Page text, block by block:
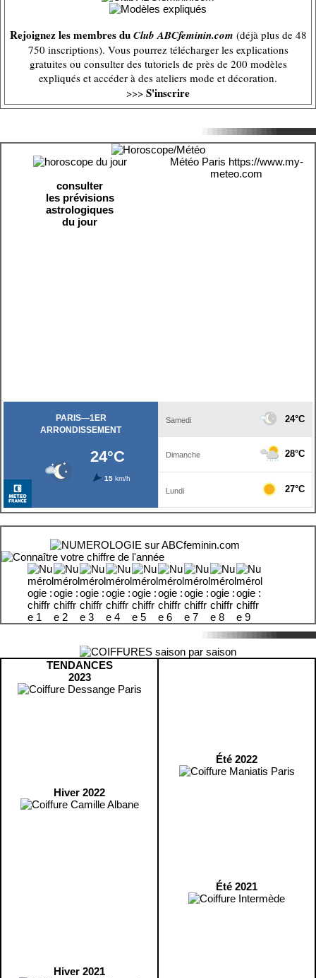
Rejoignez les membres duClub ABCfeminin.com (déjà plus de 48
750 inscriptions). Vous pourrez télécharger les explications
gratuites ou consulter des tutoriels de près de 200 modèles
expliqués et accéder à des ateliers mode et décoration.
>>> S'inscrire
consulter
les prévisions
astrologiques
du jour
Météo Paris https://www.my-
meteo.com
TENDANCES
2023
Hiver 2022
Hiver 2021
Été 2022
Été 2021